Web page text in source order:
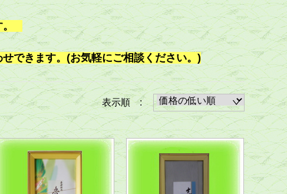
。
できます。(お気軽にご相談ください。)
表示順 :